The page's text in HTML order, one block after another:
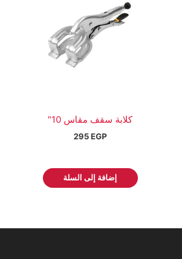
كلابة سقف مقاس 10″
295EGP
إضافة إلى السلة